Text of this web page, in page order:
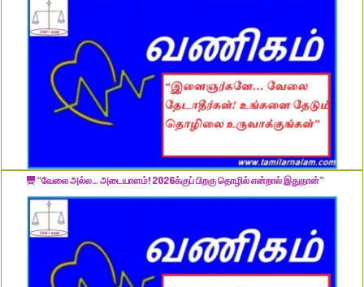
“வேலை அல்ல… அடையாளம்! 2026க்குப் பிறகு தொழில் என்றால் இதுதான்”